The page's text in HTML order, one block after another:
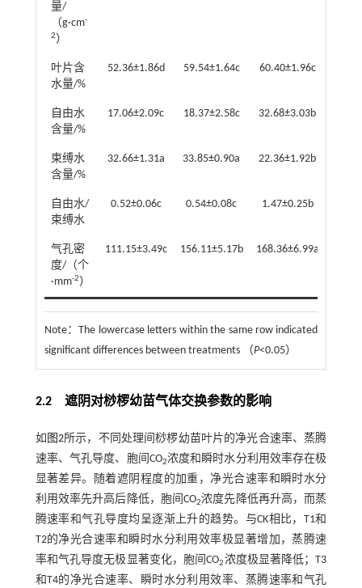
量/
（g·cm-
2）
叶片含
水量/%
52.36±1.86d 59.54±1.64c 60.40±1.96c
自由水
含量/%
17.06±2.09c 18.37±2.58c 32.68±3.03b
束缚水
含量/%
32.66±1.31a 33.85±0.90a 22.36±1.92b
自由水/
束缚水
0.52±0.06c 0.54±0.08c 1.47±0.25b
气孔密
度/（个
·mm-2）
111.15±3.49c 156.11±5.17b 168.36±6.99a
Note：The lowercase letters within the same row indicated
significant differences between treatments （P<0.05）
2.2 遮阴对桫椤幼苗气体交换参数的影响
如 图2所示，不同处理间桫椤幼苗叶片的净光合速率、蒸腾
速率、气孔导度、胞间CO2浓度和瞬时水分利用效率存在极
显著差异。随着遮阴程度的加重，净光合速率和瞬时水分
利用效率先升高后降低，胞间CO2浓度先降低再升高，而蒸
腾速率和气孔导度均呈逐渐上升的趋势。与CK相比，T1和
T2的净光合速率和瞬时水分利用效率极显著增加，蒸腾速
率和气孔导度无极显著变化，胞间CO2浓度极显著降低；T3
和T4的净光合速率、瞬时水分利用效率、蒸腾速率和气孔